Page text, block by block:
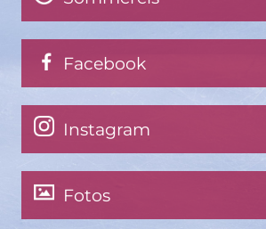
Facebook
Instagram
Fotos